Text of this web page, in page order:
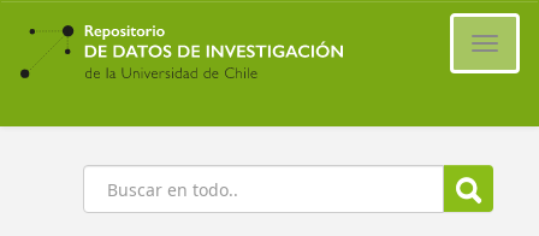
Ir
contenido
principal
Buscar